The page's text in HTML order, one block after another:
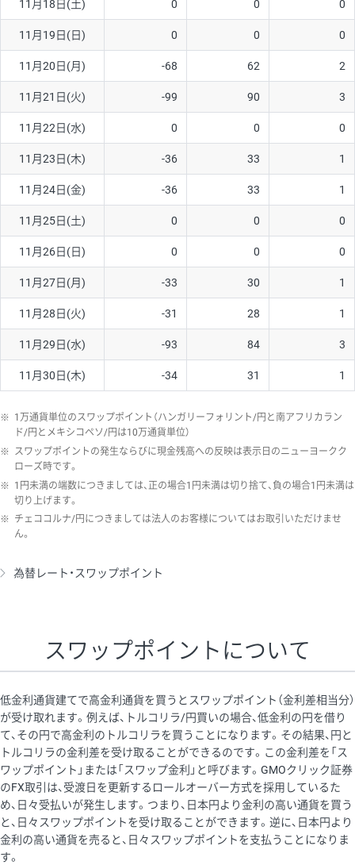
11月18日(土) 0 0 0
11月19日(日) 0 0 0
11月20日(月) -68 62 2
11月21日(火) -99 90 3
11月22日(水) 0 0 0
11月23日(木) -36 33 1
11月24日(金) -36 33 1
11月25日(土) 0 0 0
11月26日(日) 0 0 0
11月27日(月) -33 30 1
11月28日(火) -31 28 1
11月29日(水) -93 84 3
11月30日(木) -34 31 1
※ 1万通貨単位のスワップポイント（ハンガリーフォリント/円と南アフリカラン
ド/円とメキシコペソ/円は10万通貨単位）
※ スワップポイントの発生ならびに現金残高への反映は表示日のニューヨークク
ローズ時です。
※ 1円未満の端数につきましては、正の場合1円未満は切り捨て、負の場合1円未満は
切り上げます。
※ チェココルナ/円につきましては法人のお客様についてはお取引いただけませ
ん。
為替レート・スワップポイント
スワップポイントについて
低金利通貨建てで高金利通貨を買うとスワップポイント（金利差相当分）
が受け取れます。例えば、トルコリラ/円買いの場合、低金利の円を借り
て、その円で高金利のトルコリラを買うことになります。その結果、円と
トルコリラの金利差を受け取ることができるのです。この金利差を「ス
ワップポイント」または「スワップ金利」と呼びます。GMOクリック証券
のFX取引は、受渡日を更新するロールオーバー方式を採用しているた
め、日々受払いが発生します。つまり、日本円より金利の高い通貨を買う
と、日々スワップポイントを受け取ることができます。逆に、日本円より
金利の高い通貨を売ると、日々スワップポイントを支払うことになりま
す。